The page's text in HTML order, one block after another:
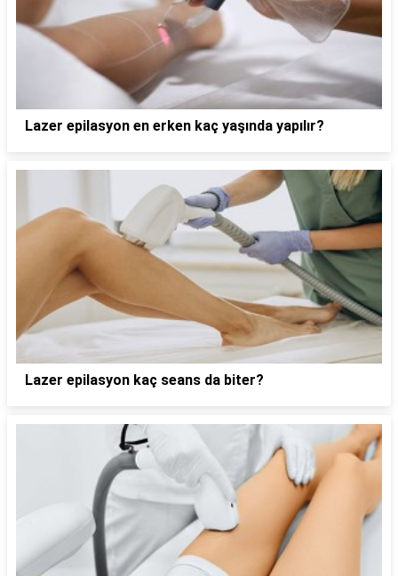
Lazer epilasyon en erken kaç yaşında yapılır?
Lazer epilasyon kaç seans da biter?